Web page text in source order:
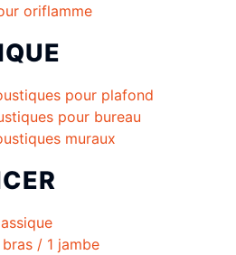
oriflamme
pour plafond
pour bureau
muraux
/ 1 jambe